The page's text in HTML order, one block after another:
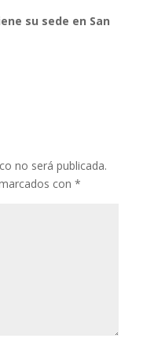
su sede en San
no será publicada.
con *